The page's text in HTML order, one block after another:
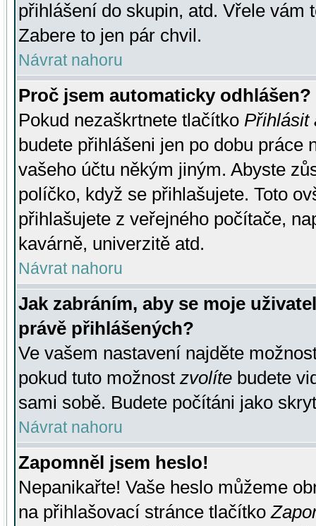
přihlášení do skupin, atd. Vřele vám
Zabere to jen pár chvil.
Návrat nahoru
Proč jsem automaticky odhlášen?
Pokud nezaškrtnete tlačítko Přihlásit
budete přihlášeni jen po dobu práce
vašeho účtu někým jiným. Abyste
políčko, když se přihlašujete. Toto
přihlašujete z veřejného počítače,
kavárně, univerzitě atd.
Návrat nahoru
Jak zabráním, aby se moje
právě přihlášených?
Ve vašem nastavení najděte
pokud tuto možnost zvolíte budete
sami sobě. Budete počítáni jako
Návrat nahoru
Zapomněl jsem heslo!
Nepanikařte! Vaše heslo můžeme
na přihlašovací stránce tlačítko